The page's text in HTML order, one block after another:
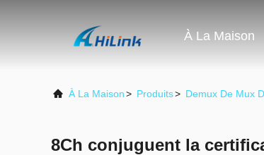
À La Maison
À La Maison> Produits> Demux De Mux
8Ch conjuguent la